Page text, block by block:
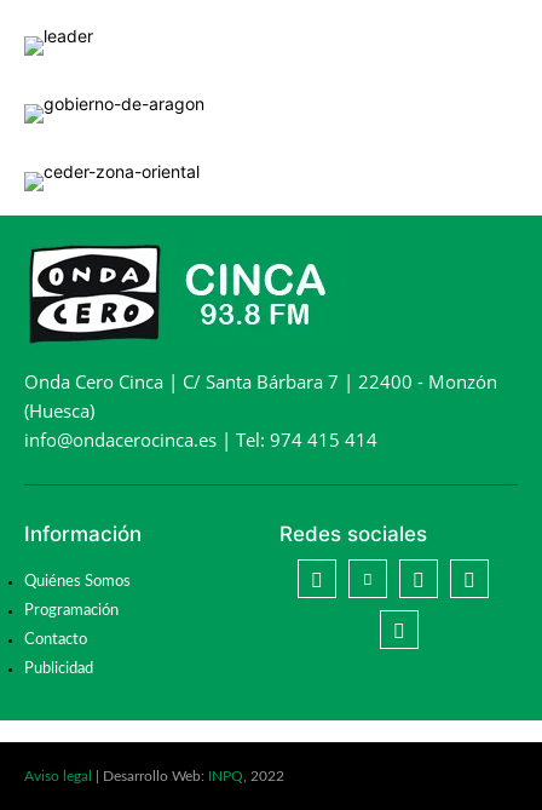
Onda Cero Cinca | C/ Santa Bárbara 7 | 22400 - Monzón
(Huesca)
info@ondacerocinca.es | Tel: 974 415 414
Información
Quiénes Somos
Programación
Contacto
Publicidad
Redes sociales
Aviso legal | Desarrollo Web: INPQ , 2022